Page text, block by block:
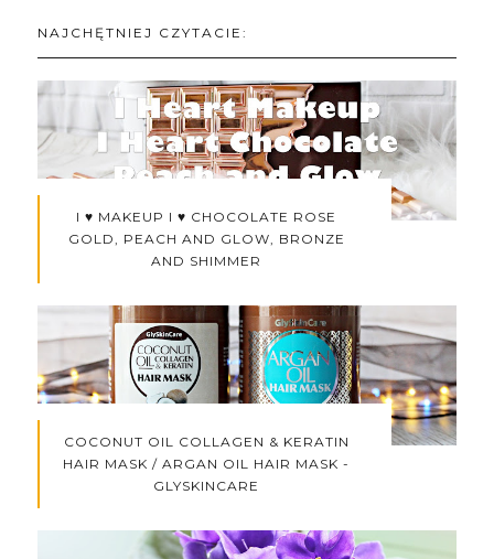
NAJCHĘTNIEJ CZYTACIE:
I ♥ MAKEUP I ♥ CHOCOLATE ROSE
GOLD, PEACH AND GLOW, BRONZE
AND SHIMMER
COCONUT OIL COLLAGEN & KERATIN
HAIR MASK / ARGAN OIL HAIR MASK -
GLYSKINCARE